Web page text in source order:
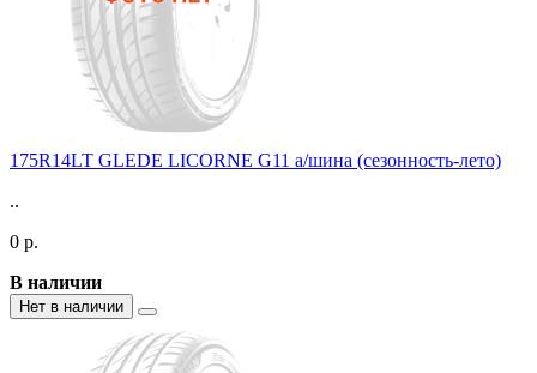
175R14LT GLEDE LICORNE G11 а/шина (сезонность-лето)
..
0 р.
В наличии
Нет в наличии